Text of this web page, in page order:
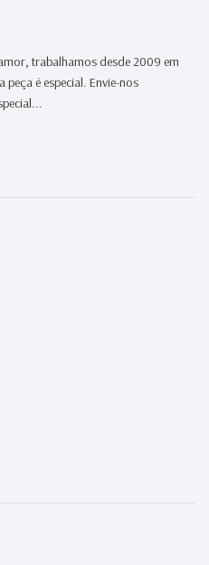
trabalhamos desde 2009 em
é especial. Envie-nos